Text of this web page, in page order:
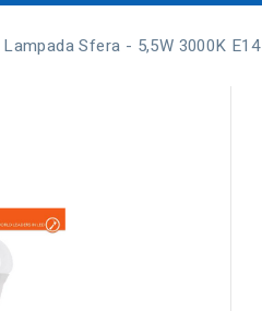
Lampada Sfera - 5,5W 3000K E14